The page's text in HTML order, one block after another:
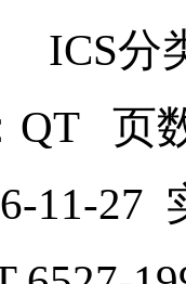
ICS分
QT 页
11-27